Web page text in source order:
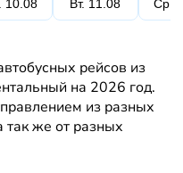
10.08
Вт. 11.08
Ср.
рейсов из
на 2026 год.
из разных
так же от разных